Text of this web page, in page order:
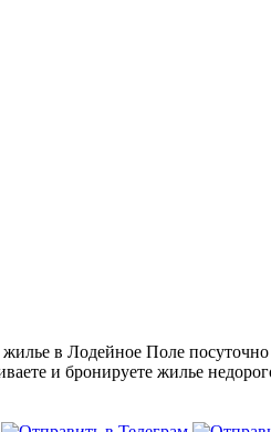
в Лодейное Поле
и бронируете жилье